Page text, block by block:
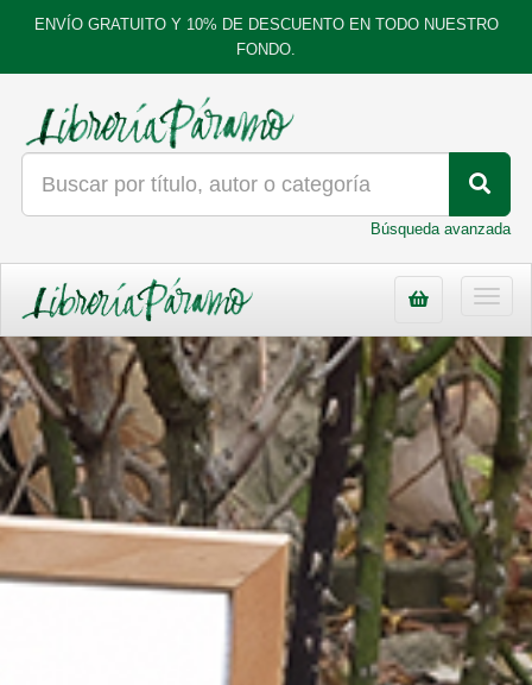
ENVÍO GRATUITO Y 10% DE DESCUENTO EN TODO NUESTRO
FONDO.
Búsqueda avanzada